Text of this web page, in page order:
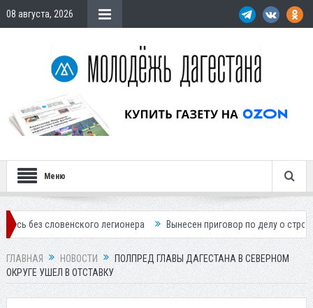
08 августа, 2026
Меню
легионера Вынесен приговор по делу о строительстве
ГЛАВНАЯ НОВОСТИ
ПОЛПРЕД ГЛАВЫ ДАГЕСТАНА В СЕВЕРНОМ
ОКРУГЕ УШЕЛ В ОТСТАВКУ